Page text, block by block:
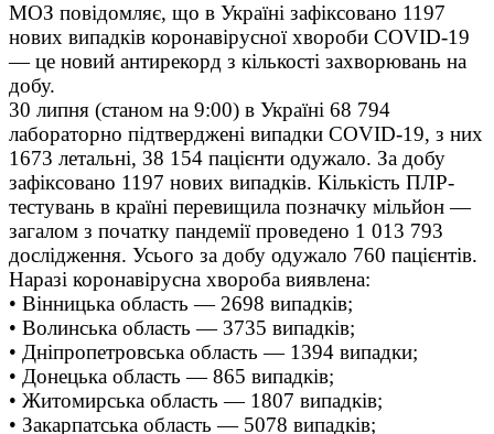
МОЗ повідомляє, що в Україні зафіксовано 1197
нових випадків коронавірусної хвороби COVID-19
— це новий антирекорд з кількості захворювань на
добу.
30 липня (станом на 9:00) в Україні 68 794
лабораторно підтверджені випадки COVID-19, з них
1673 летальні, 38 154 пацієнти одужало. За добу
зафіксовано 1197 нових випадків. Кількість ПЛР-
тестувань в країні перевищила позначку мільйон —
загалом з початку пандемії проведено 1 013 793
дослідження. Усього за добу одужало 760 пацієнтів.
Наразі коронавірусна хвороба виявлена:
• Вінницька область — 2698 випадків;
• Волинська область — 3735 випадків;
• Дніпропетровська область — 1394 випадки;
• Донецька область — 865 випадків;
• Житомирська область — 1807 випадків;
• Закарпатська область — 5078 випадків;